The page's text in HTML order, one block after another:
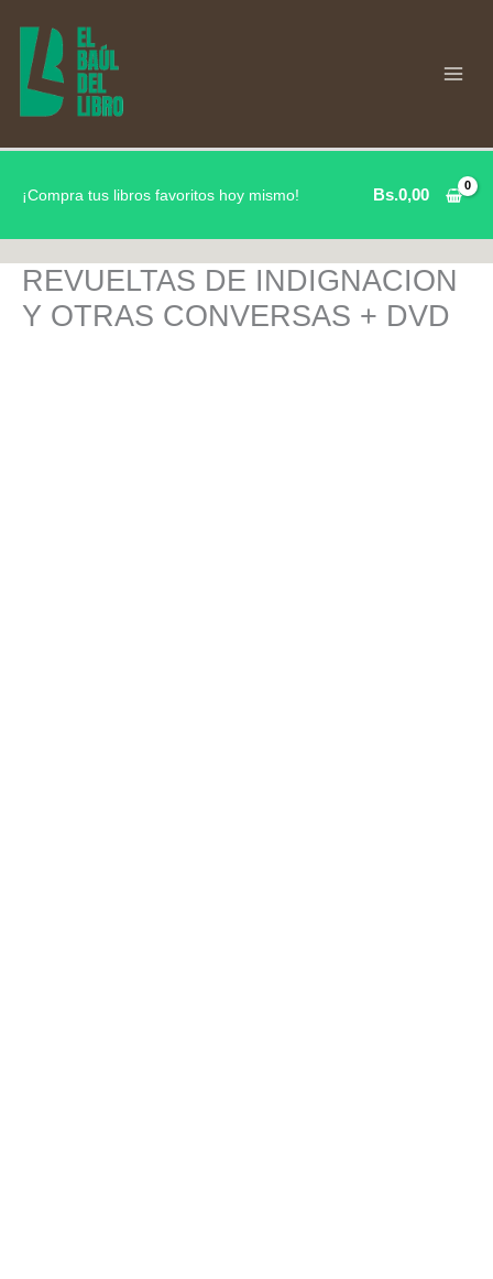
contenido
¡Compra tus libros favoritos hoy mismo! Bs.0,00
REVUELTAS DE INDIGNACION
Y OTRAS CONVERSAS + DVD